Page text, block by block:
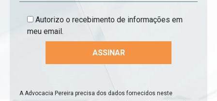
Autorizo o recebimento de informações em
meu email.
A Advocacia Pereira precisa dos dados fornecidos neste